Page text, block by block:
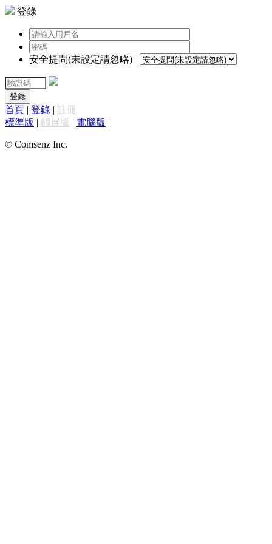
登錄
安全提問(未設定請忽略)
登錄
首頁 | 登錄 | 註冊
標準版 | 觸屏版 | 電腦版 |
© Comsenz Inc.